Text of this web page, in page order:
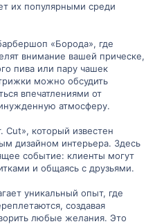
их популярными среди
«Борода», где
внимание вашей прическе,
пива или пару чашек
можно обсудить
впечатлениями от
атмосферу.
который известен
дизайном интерьера. Здесь
событие: клиенты могут
и общаясь с друзьями.
уникальный опыт, где
создавая
любые желания. Это